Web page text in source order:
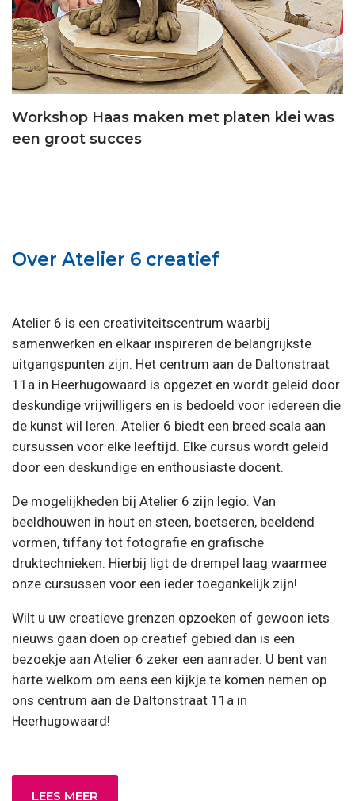
Workshop Haas maken met platen klei was
een groot succes
Over Atelier 6 creatief
Atelier 6 is een creativiteitscentrum waarbij
samenwerken en elkaar inspireren de belangrijkste
uitgangspunten zijn. Het centrum aan de Daltonstraat
11a in Heerhugowaard is opgezet en wordt geleid door
deskundige vrijwilligers en is bedoeld voor iedereen die
de kunst wil leren. Atelier 6 biedt een breed scala aan
cursussen voor elke leeftijd. Elke cursus wordt geleid
door een deskundige en enthousiaste docent.
De mogelijkheden bij Atelier 6 zijn legio. Van
beeldhouwen in hout en steen, boetseren, beeldend
vormen, tiffany tot fotografie en grafische
druktechnieken. Hierbij ligt de drempel laag waarmee
onze cursussen voor een ieder toegankelijk zijn!
Wilt u uw creatieve grenzen opzoeken of gewoon iets
nieuws gaan doen op creatief gebied dan is een
bezoekje aan Atelier 6 zeker een aanrader. U bent van
harte welkom om eens een kijkje te komen nemen op
ons centrum aan de Daltonstraat 11a in
Heerhugowaard!
LEES MEER